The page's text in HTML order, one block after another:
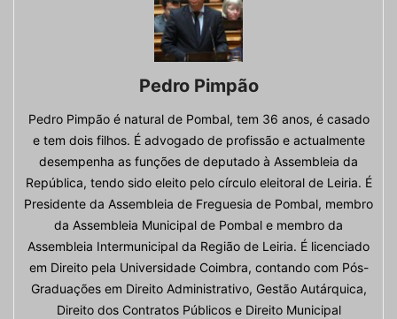
Pedro Pimpão
Pedro Pimpão é natural de Pombal, tem 36 anos, é casado
e tem dois filhos. É advogado de profissão e actualmente
desempenha as funções de deputado à Assembleia da
República, tendo sido eleito pelo círculo eleitoral de Leiria. É
Presidente da Assembleia de Freguesia de Pombal, membro
da Assembleia Municipal de Pombal e membro da
Assembleia Intermunicipal da Região de Leiria. É licenciado
em Direito pela Universidade Coimbra, contando com Pós-
Graduações em Direito Administrativo, Gestão Autárquica,
Direito dos Contratos Públicos e Direito Municipal